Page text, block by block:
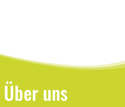
Über uns